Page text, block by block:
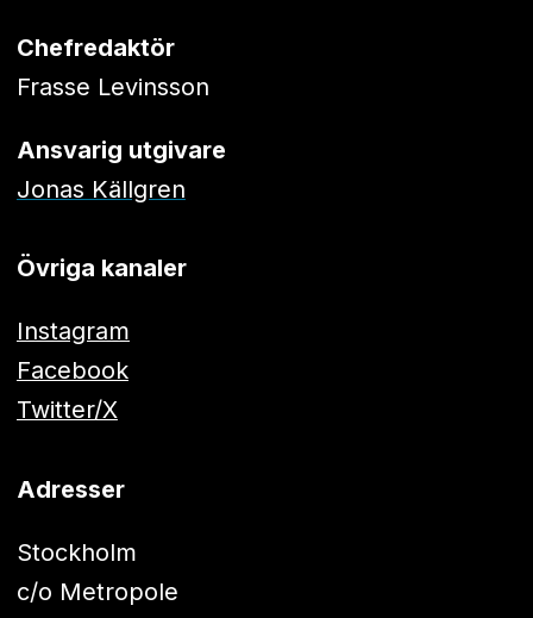
Chefredaktör
Frasse Levinsson
Ansvarig utgivare
Jonas Källgren
Övriga kanaler
Instagram
Facebook
Twitter/X
Adresser
Stockholm
c/o Metropole